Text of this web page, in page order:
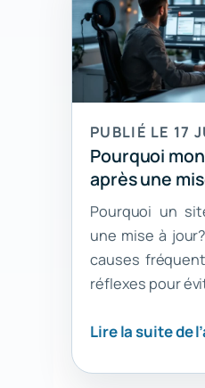
PUBLIÉ LE 17
Pourquoi
après une
Pourquoi un
une mise à
causes
réflexes pour
Lire la suite de